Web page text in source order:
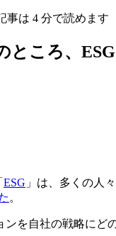
事は 4 分で読めます
ところ、 ESG
ESG 」は、多くの人
。
を自社の戦略に